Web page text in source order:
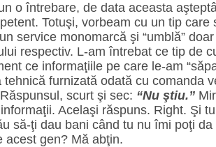
o întrebare, de data aceasta
Totuşi, vorbeam cu un tip care
service monomarcă şi “umblă”
respectiv. L-am întrebat ce tip de
ce informaţiile pe care le-am
tehnică furnizată odată cu comanda
scurt şi sec: “Nu ştiu.”
Acelaşi răspuns. Right. Şi
să-ţi dau bani când tu nu îmi poţi
acest gen? Mă abţin.